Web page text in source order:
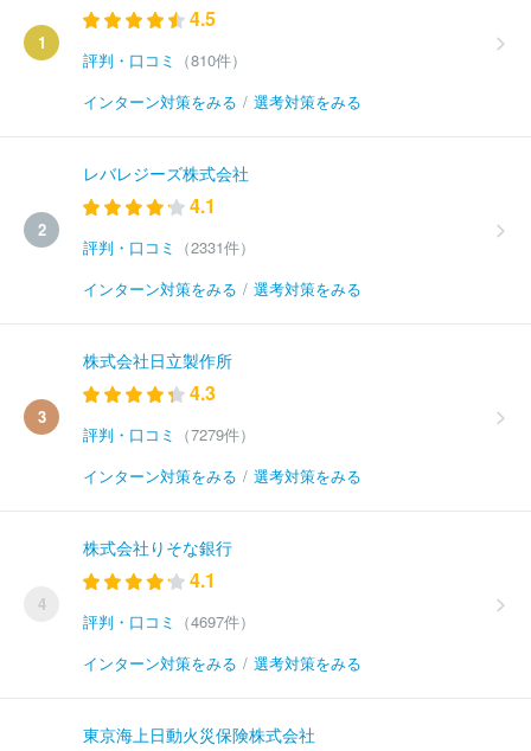
1
4.5
評判・口コミ
（810件）
インターン対策をみる / 選考対策をみる
2
レバレジーズ株式会社
4.1
評判・口コミ
（2331件）
インターン対策をみる / 選考対策をみる
3
株式会社日立製作所
4.3
評判・口コミ
（7279件）
インターン対策をみる / 選考対策をみる
4
株式会社りそな銀行
4.1
評判・口コミ
（4697件）
インターン対策をみる / 選考対策をみる
東京海上日動火災保険株式会社